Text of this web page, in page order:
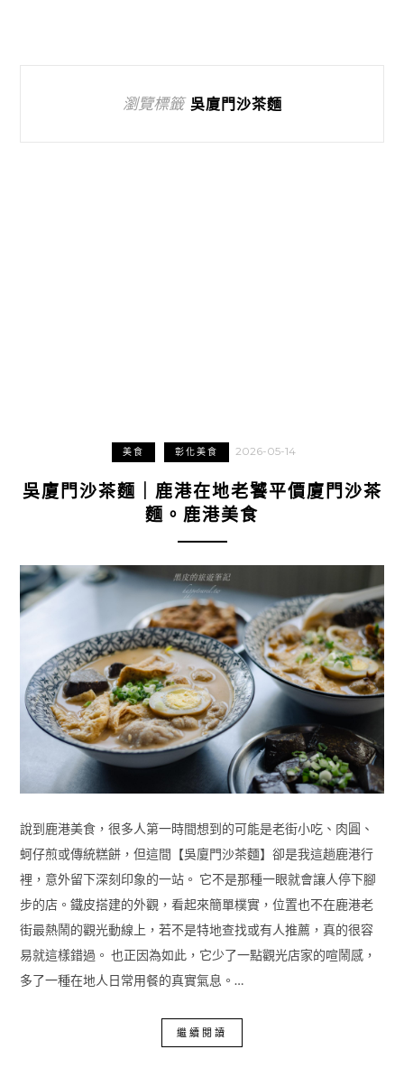
瀏覽標籤 吳廈門沙茶麵
美食 彰化美食 2026-05-14
吳廈門沙茶麵｜鹿港在地老饕平價廈門沙茶
麵。鹿港美食
說到鹿港美食，很多人第一時間想到的可能是老街小吃、肉圓、
蚵仔煎或傳統糕餅，但這間【吳廈門沙茶麵】卻是我這趟鹿港行
裡，意外留下深刻印象的一站。 它不是那種一眼就會讓人停下腳
步的店。鐵皮搭建的外觀，看起來簡單樸實，位置也不在鹿港老
街最熱鬧的觀光動線上，若不是特地查找或有人推薦，真的很容
易就這樣錯過。 也正因為如此，它少了一點觀光店家的喧鬧感，
多了一種在地人日常用餐的真實氣息。…
繼續閱讀